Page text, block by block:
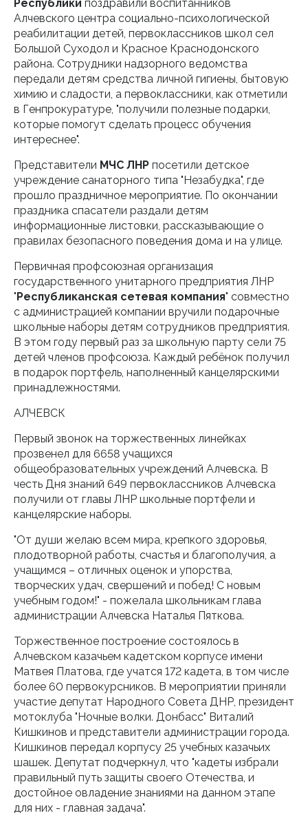
Республики поздравили воспитанников
Алчевского центра социально-психологической
реабилитации детей, первоклассников школ сел
Большой Суходол и Красное Краснодонского
района. Сотрудники надзорного ведомства
передали детям средства личной гигиены, бытовую
химию и сладости, а первоклассники, как отметили
в Генпрокуратуре, "получили полезные подарки,
которые помогут сделать процесс обучения
интереснее".
Представители МЧС ЛНР посетили детское
учреждение санаторного типа "Незабудка", где
прошло праздничное мероприятие. По окончании
праздника спасатели раздали детям
информационные листовки, рассказывающие о
правилах безопасного поведения дома и на улице.
Первичная профсоюзная организация
государственного унитарного предприятия ЛНР
"Республиканская сетевая компания" совместно
с администрацией компании вручили подарочные
школьные наборы детям сотрудников предприятия.
В этом году первый раз за школьную парту сели 75
детей членов профсоюза. Каждый ребёнок получил
в подарок портфель, наполненный канцелярскими
принадлежностями.
АЛЧЕВСК
Первый звонок на торжественных линейках
прозвенел для 6658 учащихся
общеобразовательных учреждений Алчевска. В
честь Дня знаний 649 первоклассников Алчевска
получили от главы ЛНР школьные портфели и
канцелярские наборы.
"От души желаю всем мира, крепкого здоровья,
плодотворной работы, счастья и благополучия, а
учащимся – отличных оценок и упорства,
творческих удач, свершений и побед! С новым
учебным годом!" - пожелала школьникам глава
администрации Алчевска Наталья Пяткова.
Торжественное построение состоялось в
Алчевском казачьем кадетском корпусе имени
Матвея Платова, где учатся 172 кадета, в том числе
более 60 первокурсников. В мероприятии приняли
участие депутат Народного Совета ДНР, президент
мотоклуба "Ночные волки. Донбасс" Виталий
Кишкинов и представители администрации города.
Кишкинов передал корпусу 25 учебных казачьих
шашек. Депутат подчеркнул, что "кадеты избрали
правильный путь защиты своего Отечества, и
достойное овладение знаниями на данном этапе
для них - главная задача".